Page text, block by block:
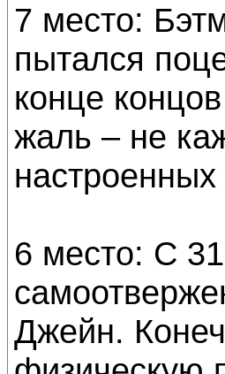
7 место:
пытался
конце
жаль – не
настроенных
6 место: С
Джейн.